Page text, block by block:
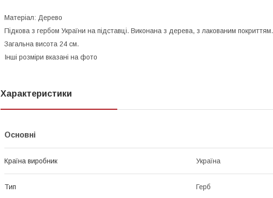
Матеріал: Дерево
Підкова з гербом України на підставці. Виконана з дерева, з лакованим покриттям.
Загальна висота 24 см.
Інші розміри вказані на фото
Характеристики
Основні
Країна виробник Україна
Тип Герб